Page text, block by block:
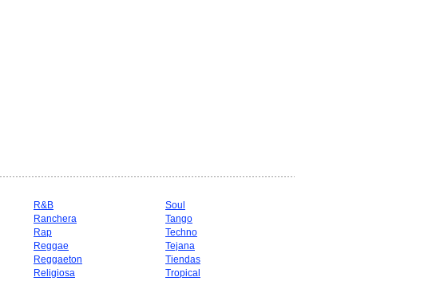
R&B
Ranchera
Rap
Reggae
Reggaeton
Religiosa
Soul
Tango
Techno
Tejana
Tiendas
Tropical